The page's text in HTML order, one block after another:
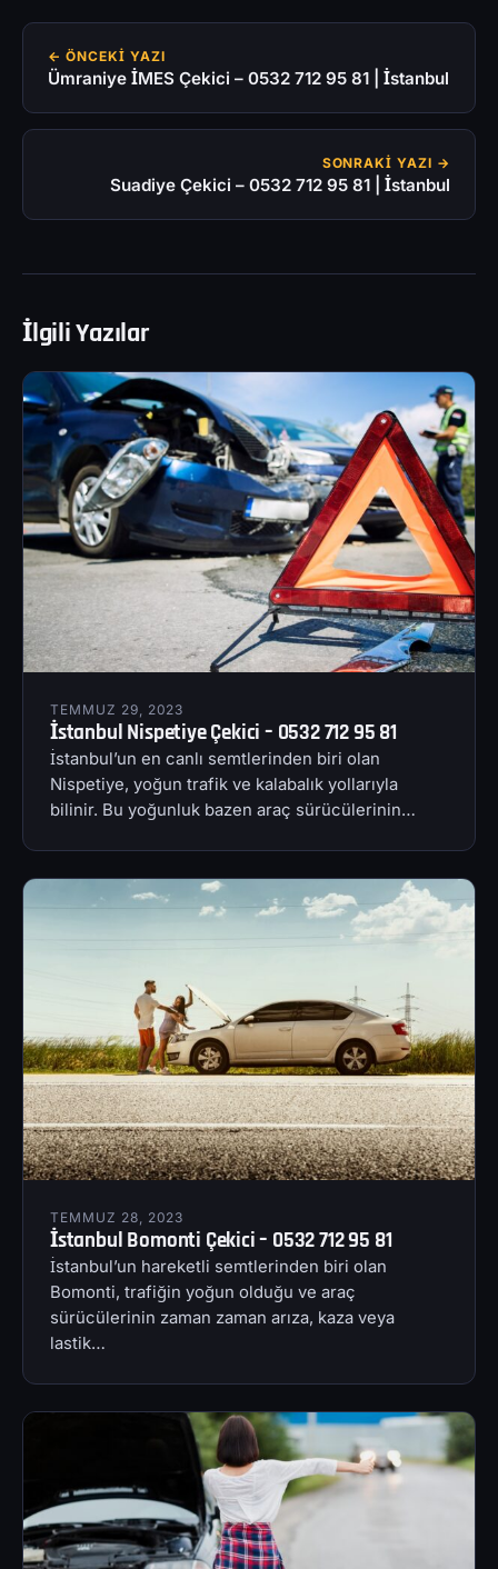
← ÖNCEKI YAZI
Ümraniye İMES Çekici – 0532 712 95 81 | İstanbul
SONRAKI YAZI →
Suadiye Çekici – 0532 712 95 81 | İstanbul
İlgili Yazılar
TEMMUZ 29, 2023
İstanbul Nispetiye Çekici – 0532 712 95 81
İstanbul’un en canlı semtlerinden biri olan
Nispetiye, yoğun trafik ve kalabalık yollarıyla
bilinir. Bu yoğunluk bazen araç sürücülerinin…
TEMMUZ 28, 2023
İstanbul Bomonti Çekici – 0532 712 95 81
İstanbul’un hareketli semtlerinden biri olan
Bomonti, trafiğin yoğun olduğu ve araç
sürücülerinin zaman zaman arıza, kaza veya
lastik…